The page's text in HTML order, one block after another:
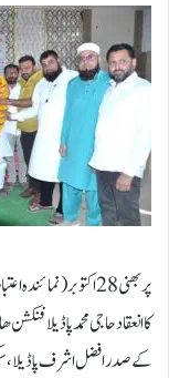
پربھنی 28 اکتوبر
کا انعقاد حاجی محمد پاڈیلا
کے صدر افضل اشرف پاڈیلا،